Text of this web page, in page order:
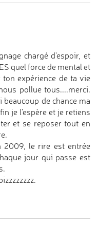
chargé d'espoir, et
quel force de mental et
expérience de ta vie
pollue tous....merci.
de chance ma
je l'espère et je retiens
et se reposer tout en
2009, le rire est entrée
jour qui passe est